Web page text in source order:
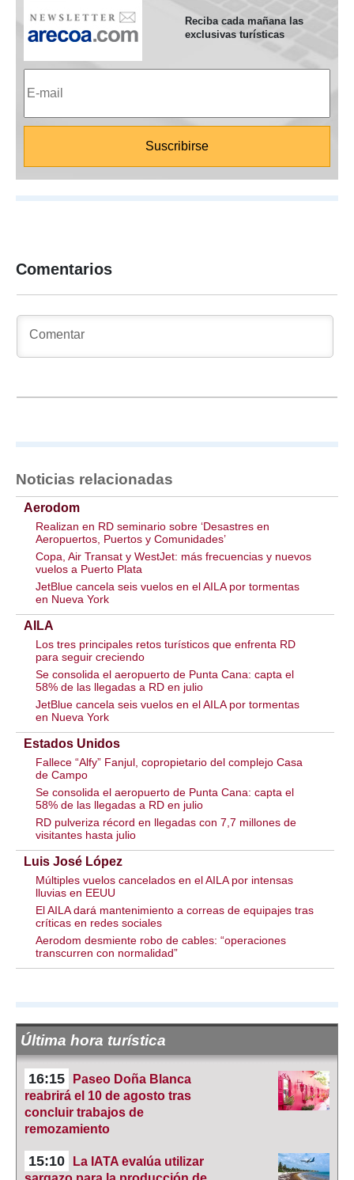
Reciba cada mañana las
exclusivas turísticas
Comentarios
Noticias relacionadas
Aerodom
Realizan en RD seminario sobre ‘Desastres en
Aeropuertos, Puertos y Comunidades’
Copa, Air Transat y WestJet: más frecuencias y nuevos
vuelos a Puerto Plata
JetBlue cancela seis vuelos en el AILA por tormentas
en Nueva York
AILA
Los tres principales retos turísticos que enfrenta RD
para seguir creciendo
Se consolida el aeropuerto de Punta Cana: capta el
58% de las llegadas a RD en julio
JetBlue cancela seis vuelos en el AILA por tormentas
en Nueva York
Estados Unidos
Fallece “Alfy” Fanjul, copropietario del complejo Casa
de Campo
Se consolida el aeropuerto de Punta Cana: capta el
58% de las llegadas a RD en julio
RD pulveriza récord en llegadas con 7,7 millones de
visitantes hasta julio
Luis José López
Múltiples vuelos cancelados en el AILA por intensas
lluvias en EEUU
El AILA dará mantenimiento a correas de equipajes tras
críticas en redes sociales
Aerodom desmiente robo de cables: “operaciones
transcurren con normalidad”
Última hora turística
16:15
Paseo Doña Blanca
reabrirá el 10 de agosto tras
concluir trabajos de
remozamiento
15:10
La IATA evalúa utilizar